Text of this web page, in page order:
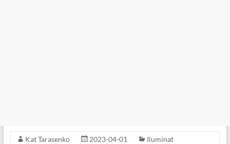
Kat Tarasenko 2023-04-01
Iluminat